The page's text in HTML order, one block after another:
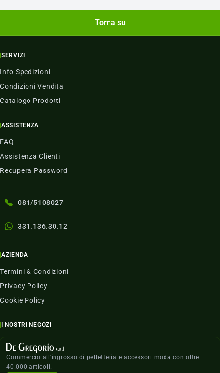
Torna su
SERVIZI
Info Spedizioni
Condizioni Vendita
Catalogo Prodotti
ASSISTENZA
FAQ
Assistenza Clienti
Recupera Password
081/5108027
331.136.30.12
AZIENDA
Termini & Condizioni
Privacy Policy
Cookie Policy
I NOSTRI NEGOZI
Commercio all'ingrosso di pelletteria e accessori moda con oltre
40.000 articoli.